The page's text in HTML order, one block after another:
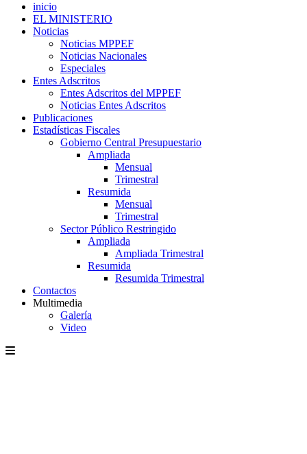
inicio
EL MINISTERIO
Noticias
Noticias MPPEF
Noticias Nacionales
Especiales
Entes Adscritos
Entes Adscritos del MPPEF
Noticias Entes Adscritos
Publicaciones
Estadísticas Fiscales
Gobierno Central Presupuestario
Ampliada
Mensual
Trimestral
Resumida
Mensual
Trimestral
Sector Público Restringido
Ampliada
Ampliada Trimestral
Resumida
Resumida Trimestral
Contactos
Multimedia
Galería
Video